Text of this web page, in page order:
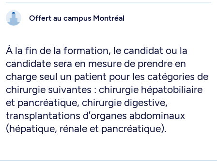
Offert au campus Montréal
À la fin de la formation, le candidat ou la
candidate sera en mesure de prendre en
charge seul un patient pour les catégories de
chirurgie suivantes : chirurgie hépatobiliaire
et pancréatique, chirurgie digestive,
transplantations d’organes abdominaux
(hépatique, rénale et pancréatique).